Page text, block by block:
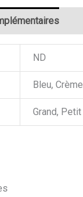
ND
Bleu, Crème
Grand, Petit